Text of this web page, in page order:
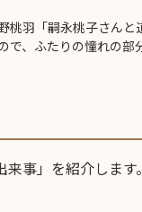
桃羽「嗣永桃子さんと
で、ふたりの憧れの部
事」を紹介します。